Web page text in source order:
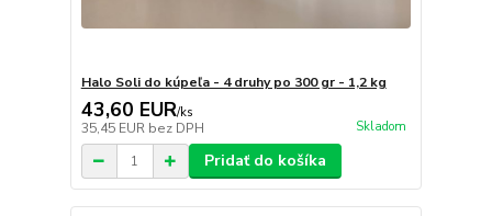
Halo Soli do kúpeľa - 4 druhy po 300 gr - 1,2 kg
43,60 EUR/ks
35,45 EUR bez DPH Skladom
Pridať do košíka